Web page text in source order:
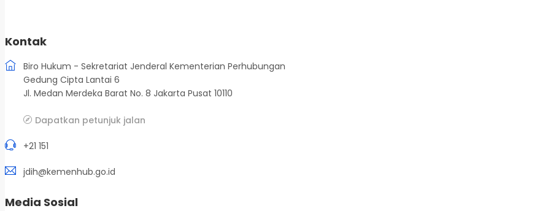
Kontak
Biro Hukum - Sekretariat Jenderal Kementerian Perhubungan
Gedung Cipta Lantai 6
Jl. Medan Merdeka Barat No. 8 Jakarta Pusat 10110
Dapatkan petunjuk jalan
+21 151
jdih@kemenhub.go.id
Media Sosial